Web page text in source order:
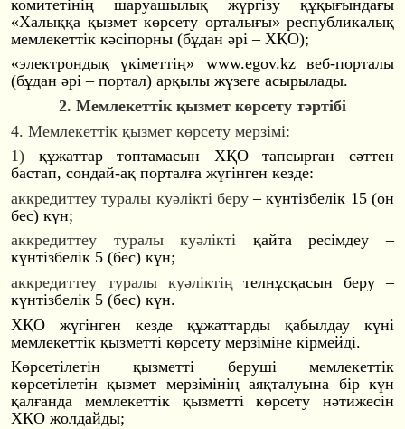
комитетінің шаруашылық жүргізу құқығындағы
«Халыққа қызмет көрсету орталығы» республикалық
мемлекеттік кәсіпорны (бұдан әрі – ХҚО);
«электрондық үкіметтің» www.egov.kz веб-порталы
(бұдан әрі – портал) арқылы жүзеге асырылады.
2. Мемлекеттік қызмет көрсету тәртібі
4. Мемлекеттік қызмет көрсету мерзімі:
1) құжаттар топтамасын ХҚО тапсырған сәттен
бастап, сондай-ақ порталға жүгінген кезде:
аккредиттеу туралы куәлікті беру– күнтізбелік 15 (он
бес) күн;
аккредиттеу туралы куәлікті қайта ресімдеу –
күнтізбелік 5 (бес) күн;
аккредиттеу туралы куәліктіңтелнұсқасын беру –
күнтізбелік 5 (бес) күн.
ХҚО жүгінген кезде құжаттарды қабылдау күні
мемлекеттік қызметті көрсету мерзіміне кірмейді.
Көрсетілетін қызметті беруші мемлекеттік
көрсетілетін қызмет мерзімінің аяқталуына бір күн
қалғанда мемлекеттік қызметті көрсету нәтижесін
ХҚО жолдайды;